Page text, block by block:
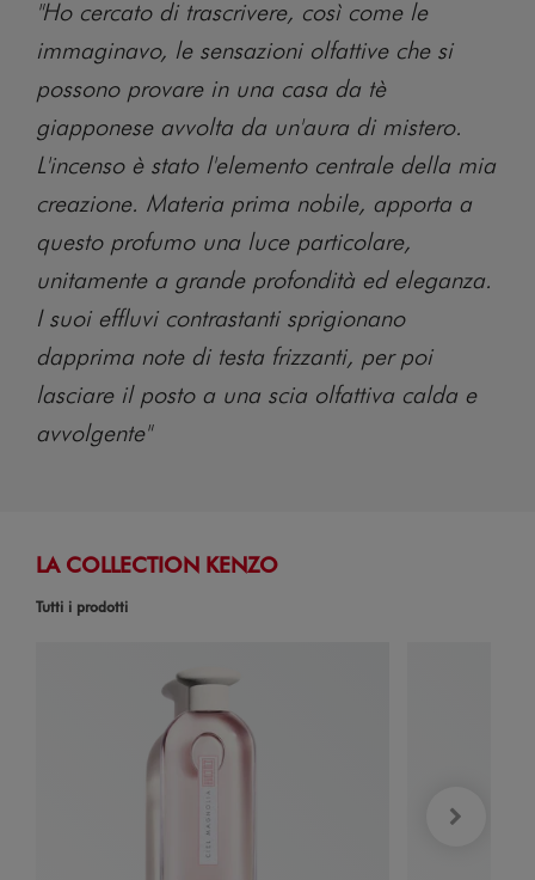
"Ho cercato di trascrivere, così come le
immaginavo, le sensazioni olfattive che si
possono provare in una casa da tè
giapponese avvolta da un'aura di mistero.
L'incenso è stato l'elemento centrale della mia
creazione. Materia prima nobile, apporta a
questo profumo una luce particolare,
unitamente a grande profondità ed eleganza.
I suoi effluvi contrastanti sprigionano
dapprima note di testa frizzanti, per poi
lasciare il posto a una scia olfattiva calda e
avvolgente"
LA COLLECTION KENZO
Tutti i prodotti